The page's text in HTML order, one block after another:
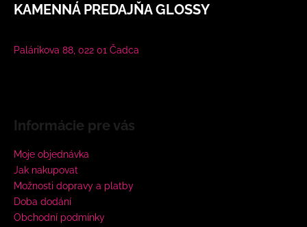
KAMENNÁ PREDAJŇA GLOSSY
Palárikova 88, 022 01 Čadca
Informácie pre vás
Moje objednávka
Jak nakupovat
Možnosti dopravy a platby
Doba dodání
Obchodní podmínky